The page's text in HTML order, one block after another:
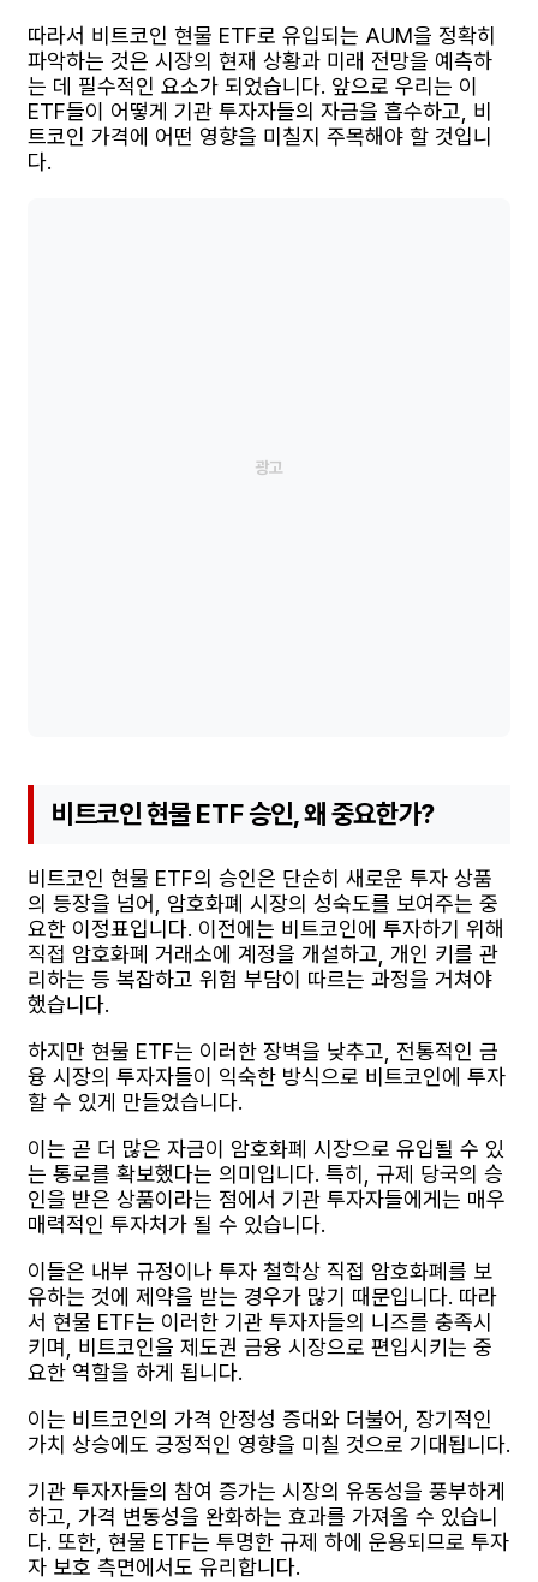
따라서 비트코인 현물 ETF로 유입되는 AUM을 정확히
파악하는 것은 시장의 현재 상황과 미래 전망을 예측하
는 데 필수적인 요소가 되었습니다. 앞으로 우리는 이
ETF들이 어떻게 기관 투자자들의 자금을 흡수하고, 비
트코인 가격에 어떤 영향을 미칠지 주목해야 할 것입니
다.
비트코인 현물 ETF 승인, 왜 중요한가?
비트코인 현물 ETF의 승인은 단순히 새로운 투자 상품
의 등장을 넘어, 암호화폐 시장의 성숙도를 보여주는 중
요한 이정표입니다. 이전에는 비트코인에 투자하기 위해
직접 암호화폐 거래소에 계정을 개설하고, 개인 키를 관
리하는 등 복잡하고 위험 부담이 따르는 과정을 거쳐야
했습니다.
하지만 현물 ETF는 이러한 장벽을 낮추고, 전통적인 금
융 시장의 투자자들이 익숙한 방식으로 비트코인에 투자
할 수 있게 만들었습니다.
이는 곧 더 많은 자금이 암호화폐 시장으로 유입될 수 있
는 통로를 확보했다는 의미입니다. 특히, 규제 당국의 승
인을 받은 상품이라는 점에서 기관 투자자들에게는 매우
매력적인 투자처가 될 수 있습니다.
이들은 내부 규정이나 투자 철학상 직접 암호화폐를 보
유하는 것에 제약을 받는 경우가 많기 때문입니다. 따라
서 현물 ETF는 이러한 기관 투자자들의 니즈를 충족시
키며, 비트코인을 제도권 금융 시장으로 편입시키는 중
요한 역할을 하게 됩니다.
이는 비트코인의 가격 안정성 증대와 더불어, 장기적인
가치 상승에도 긍정적인 영향을 미칠 것으로 기대됩니다.
기관 투자자들의 참여 증가는 시장의 유동성을 풍부하게
하고, 가격 변동성을 완화하는 효과를 가져올 수 있습니
다. 또한, 현물 ETF는 투명한 규제 하에 운용되므로 투자
자 보호 측면에서도 유리합니다.